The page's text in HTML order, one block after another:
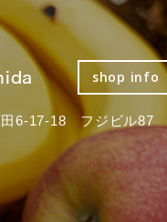
shop info
田6-17-18 フジビル87